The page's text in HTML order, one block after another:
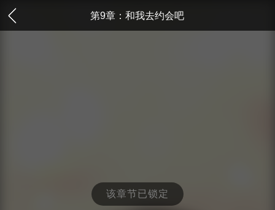
第9章：和我去约会吧
该章节已锁定